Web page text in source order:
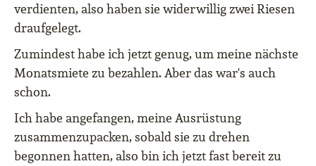
verdienten, also haben sie widerwillig zwei Riesen
draufgelegt.
Zumindest habe ich jetzt genug, um meine nächste
Monatsmiete zu bezahlen. Aber das war's auch
schon.
Ich habe angefangen, meine Ausrüstung
zusammenzupacken, sobald sie zu drehen
begonnen hatten, also bin ich jetzt fast bereit zu